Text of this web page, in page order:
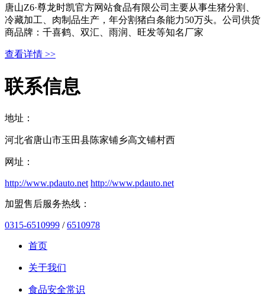
唐山Z6·尊龙时凯官方网站食品有限公司主要从事生猪分割、
冷藏加工、肉制品生产，年分割猪白条能力50万头。公司供货
商品牌：千喜鹤、双汇、雨润、旺发等知名厂家
查看详情 >>
联系信息
地址：
河北省唐山市玉田县陈家铺乡高文铺村西
网址：
http://www.pdauto.net http://www.pdauto.net
加盟售后服务热线：
0315-6510999 /6510978
首页
关于我们
食品安全常识